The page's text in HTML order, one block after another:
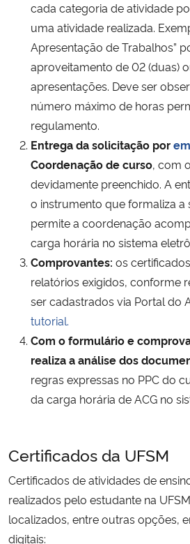
cada categoria de atividade
uma atividade realizada.
Apresentação de Trabalhos”
aproveitamento de 02 (duas)
apresentações. Deve ser
número máximo de horas
regulamento.
Entrega da solicitação por
Coordenação de curso, com
devidamente preenchido. A
o instrumento que formaliza
permite a coordenação
carga horária no sistema
Comprovantes: os
relatórios exigidos, conforme
ser cadastrados via Portal do
tutorial.
Com o formulário e
realiza a análise dos
regras expressas no PPC do
da carga horária de ACG no
Certificados da UFSM
Certificados de atividades de
realizados pelo estudante na
localizados, entre outras opções,
digitais: